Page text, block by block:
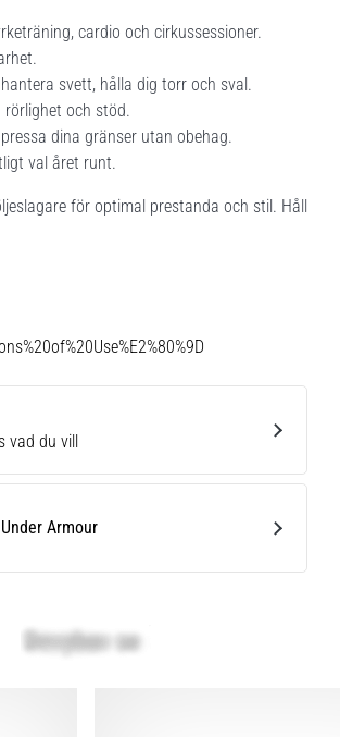
cardio och cirkussessioner.
svett, hålla dig torr och sval.
rörlighet och stöd.
dina gränser utan obehag.
val året runt.
för optimal prestanda och stil. Håll
vad du vill
Armour